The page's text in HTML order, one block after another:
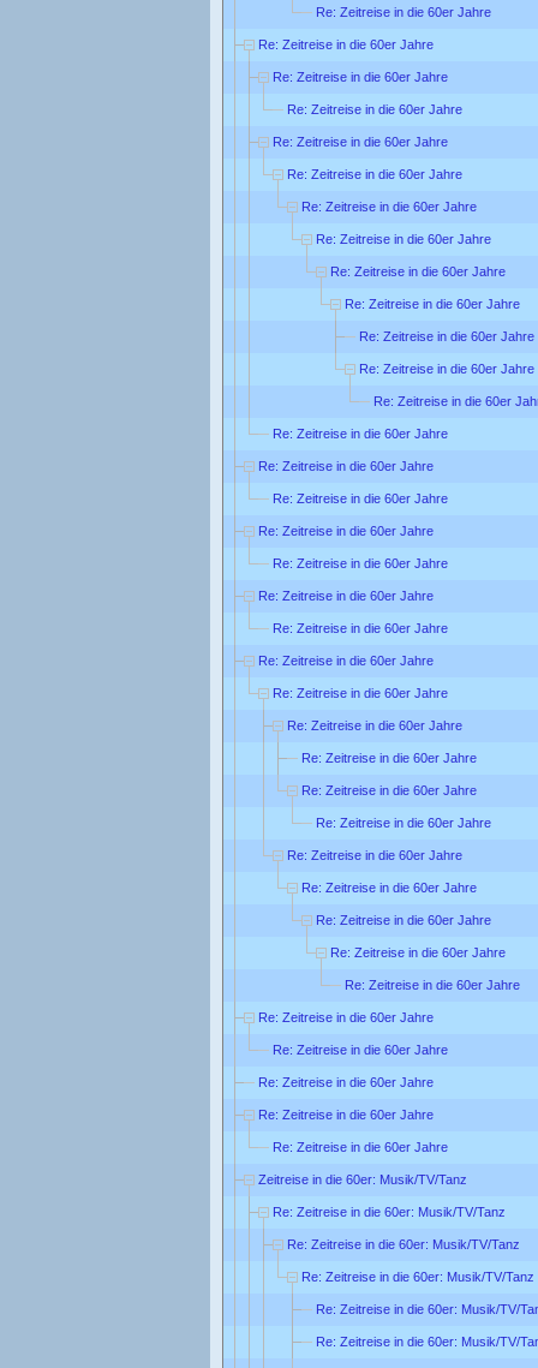
Re: Zeitreise in die 60er Jahre
Re: Zeitreise in die 60er Jahre
Re: Zeitreise in die 60er Jahre
Re: Zeitreise in die 60er Jahre
Re: Zeitreise in die 60er Jahre
Re: Zeitreise in die 60er Jahre
Re: Zeitreise in die 60er Jahre
Re: Zeitreise in die 60er Jahre
Re: Zeitreise in die 60er Jahre
Re: Zeitreise in die 60er Jahre
Re: Zeitreise in die 60er Jahre
Re: Zeitreise in die 60er Jahre
Re: Zeitreise in die 60er
Re: Zeitreise in die 60er Jahre
Re: Zeitreise in die 60er Jahre
Re: Zeitreise in die 60er Jahre
Re: Zeitreise in die 60er Jahre
Re: Zeitreise in die 60er Jahre
Re: Zeitreise in die 60er Jahre
Re: Zeitreise in die 60er Jahre
Re: Zeitreise in die 60er Jahre
Re: Zeitreise in die 60er Jahre
Re: Zeitreise in die 60er Jahre
Re: Zeitreise in die 60er Jahre
Re: Zeitreise in die 60er Jahre
Re: Zeitreise in die 60er Jahre
Re: Zeitreise in die 60er Jahre
Re: Zeitreise in die 60er Jahre
Re: Zeitreise in die 60er Jahre
Re: Zeitreise in die 60er Jahre
Re: Zeitreise in die 60er Jahre
Re: Zeitreise in die 60er Jahre
Re: Zeitreise in die 60er Jahre
Re: Zeitreise in die 60er Jahre
Re: Zeitreise in die 60er Jahre
Re: Zeitreise in die 60er Jahre
Zeitreise in die 60er: Musik/TV/Tanz
Re: Zeitreise in die 60er: Musik/TV/Tanz
Re: Zeitreise in die 60er: Musik/TV/Tanz
Re: Zeitreise in die 60er: Musik/TV/Tanz
Re: Zeitreise in die 60er: Musik/TV/
Re: Zeitreise in die 60er: Musik/TV/